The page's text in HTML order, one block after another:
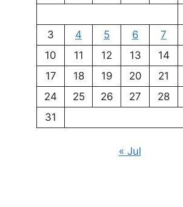
3
4 5 6 7
10
11 12 13 14
17
18 19 20 21
24
25 26 27 28
31
« Jul